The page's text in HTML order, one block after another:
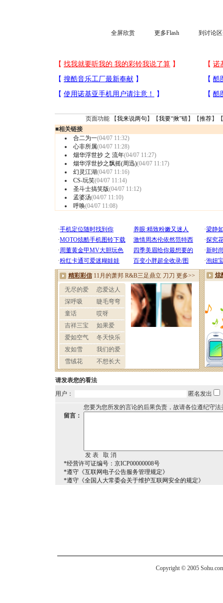
全屏欣赏 更多Flash 到讨论
页面功能 【我来说两句 】【我要“揪”错】【推荐】
■相关链接
合二为一(04/07 11:32)
心非所属(04/07 11:28)
烟华浮世抄 之 流年(04/07 11:27)
烟华浮世抄之飘摇(周迅)(04/07 11:17)
幻灵江湖(04/07 11:16)
CS-玩笑(04/07 11:14)
圣斗士搞笑版(04/07 11:12)
孟婆汤(04/07 11:10)
呼唤(04/07 11:08)
请发表您的看法
用户：
匿名发出
您要为您所发的言论的后果负责，故请各位遵纪守
留言：
*经营许可证编号：京ICP00000008号
*遵守《互联网电子公告服务管理规定》
*遵守《全国人大常委会关于维护互联网安全的规定》
Copyright © 2005